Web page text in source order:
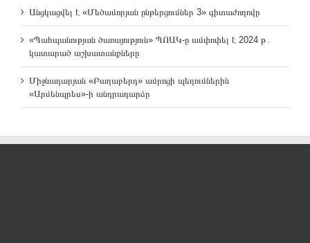
Անցկացվել է «Մեծամորյան ընթերցումներ 3» գիտաժողովը
«Պահպանության ծառայություն» ՊՈԱԿ-ը ամփոփել է 2024 թ․
կատարած աշխատանքները
Միջնադարյան «Բաղաբերդ» ամրոցի պեղումներին
«Արմենպրես»-ի անդրադարձը